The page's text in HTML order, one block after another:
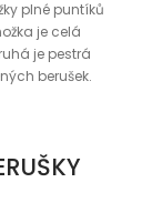
plné puntíků
je celá
je pestrá
berušek.